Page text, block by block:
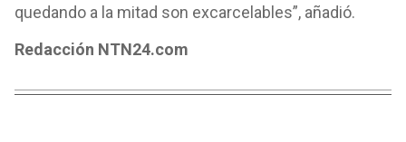
quedando a la mitad son excarcelables”, añadió.
Redacción NTN24.com